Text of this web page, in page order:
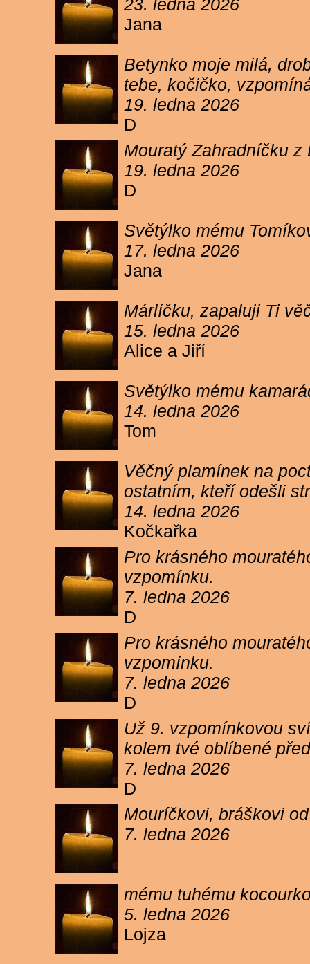
23. ledna 2026
Jana
Betynko moje milá,
tebe, kočičko,
19. ledna 2026
D
Mouratý Zahradníčku
19. ledna 2026
D
Světýlko mému
17. ledna 2026
Jana
Márlíčku, zapaluji Ti
15. ledna 2026
Alice a Jiří
Světýlko mému
14. ledna 2026
Tom
Věčný plamínek na
ostatním, kteří odešli
14. ledna 2026
Kočkařka
Pro krásného
vzpomínku.
7. ledna 2026
D
Pro krásného
vzpomínku.
7. ledna 2026
D
Už 9. vzpomínkovou
kolem tvé oblíbené
7. ledna 2026
D
Mouríčkovi, bráškovi
7. ledna 2026
mému tuhému
5. ledna 2026
Lojza